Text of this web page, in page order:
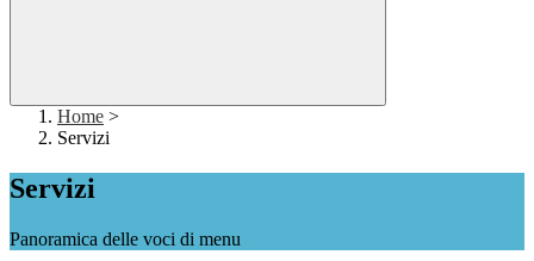
Home >
Servizi
Servizi
Panoramica delle voci di menu